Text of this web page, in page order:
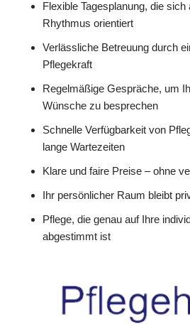
Flexible Tagesplanung, die
Rhythmus orientiert
Verlässliche Betreuung durch
Pflegekraft
Regelmäßige Gespräche, um
Wünsche zu besprechen
Schnelle Verfügbarkeit von
lange Wartezeiten
Klare und faire Preise – ohne
Ihr persönlicher Raum bleibt
Pflege, die genau auf Ihre
abgestimmt ist